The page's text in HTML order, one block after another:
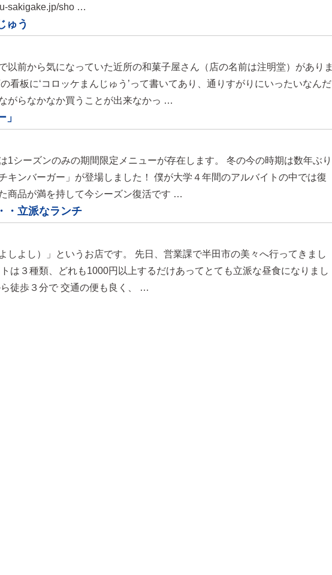
sakigake.jp/sho …
ゅう
以前から気になっていた近所の和菓子屋さん（店の名前は注明堂）がありま
看板に‘コロッケまんじゅう’って書いてあり、通りすがりにいったいなんだ
がらなかなか買うことが出来なかっ …
」
1シーズンのみの期間限定メニューが存在します。 冬の今の時期は数年ぶり
キンバーガー」が登場しました！ 僕が大学４年間のアルバイトの中では復
商品が満を持して今シーズン復活です …
・立派なランチ
しよし）」というお店です。 先日、営業課で半田市の美々へ行ってきまし
は３種類、どれも1000円以上するだけあってとても立派な昼食になりまし
徒歩３分で 交通の便も良く、 …